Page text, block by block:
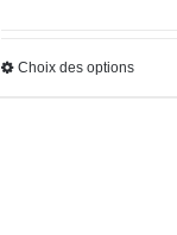
Choix des options